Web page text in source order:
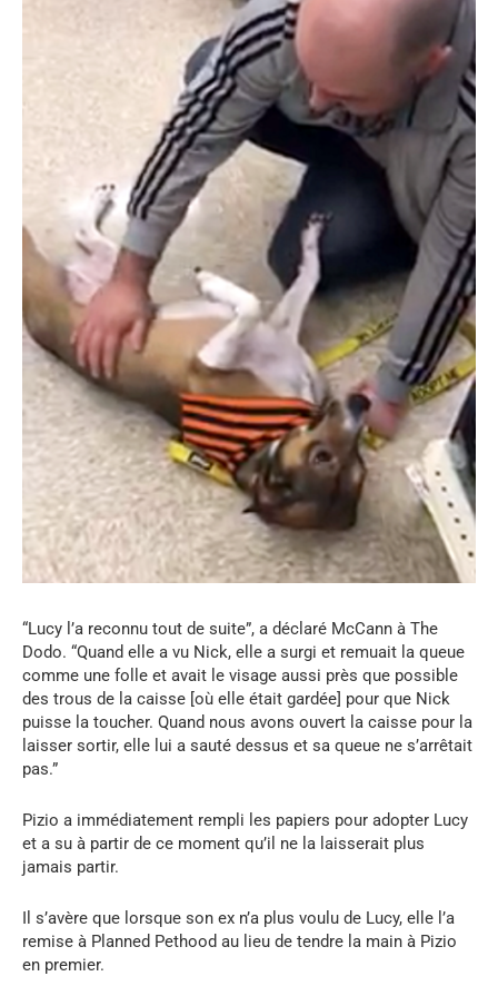
“Lucy l’a reconnu tout de suite”, a déclaré McCann à The
Dodo. “Quand elle a vu Nick, elle a surgi et remuait la queue
comme une folle et avait le visage aussi près que possible
des trous de la caisse [où elle était gardée] pour que Nick
puisse la toucher. Quand nous avons ouvert la caisse pour la
laisser sortir, elle lui a sauté dessus et sa queue ne s’arrêtait
pas.”
Pizio a immédiatement rempli les papiers pour adopter Lucy
et a su à partir de ce moment qu’il ne la laisserait plus
jamais partir.
Il s’avère que lorsque son ex n’a plus voulu de Lucy, elle l’a
remise à Planned Pethood au lieu de tendre la main à Pizio
en premier.